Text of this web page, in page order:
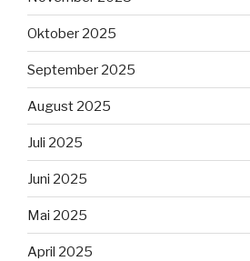
Oktober 2025
September 2025
August 2025
Juli 2025
Juni 2025
Mai 2025
April 2025